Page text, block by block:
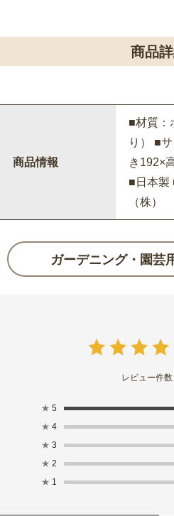
商品
商品情報
■材質：
り） ■
き192×
■日本製
（株）
ガーデニング・園芸
レビュー件数
★ 5
★ 4
★ 3
★ 2
★ 1